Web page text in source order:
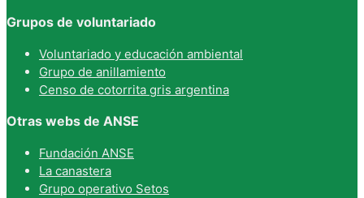
Grupos de voluntariado
Voluntariado y educación ambiental
Grupo de anillamiento
Censo de cotorrita gris argentina
Otras webs de ANSE
Fundación ANSE
La canastera
Grupo operativo Setos